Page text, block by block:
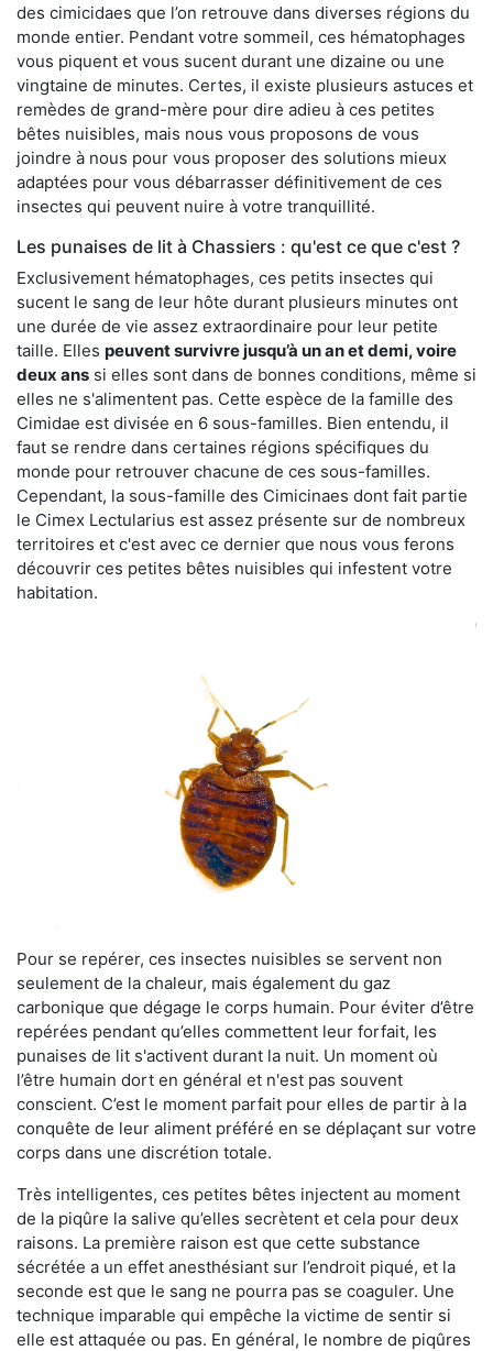
des cimicidaes que l’on retrouve dans diverses régions du
monde entier. Pendant votre sommeil, ces hématophages
vous piquent et vous sucent durant une dizaine ou une
vingtaine de minutes. Certes, il existe plusieurs astuces et
remèdes de grand-mère pour dire adieu à ces petites
bêtes nuisibles, mais nous vous proposons de vous
joindre à nous pour vous proposer des solutions mieux
adaptées pour vous débarrasser définitivement de ces
insectes qui peuvent nuire à votre tranquillité.
Les punaises de lit à Chassiers : qu'est ce que c'est ?
Exclusivement hématophages, ces petits insectes qui
sucent le sang de leur hôte durant plusieurs minutes ont
une durée de vie assez extraordinaire pour leur petite
taille. Elles peuvent survivre jusqu’à un an et demi, voire
deux ans si elles sont dans de bonnes conditions, même si
elles ne s'alimentent pas. Cette espèce de la famille des
Cimidae est divisée en 6 sous-familles. Bien entendu, il
faut se rendre dans certaines régions spécifiques du
monde pour retrouver chacune de ces sous-familles.
Cependant, la sous-famille des Cimicinaes dont fait partie
le Cimex Lectularius est assez présente sur de nombreux
territoires et c'est avec ce dernier que nous vous ferons
découvrir ces petites bêtes nuisibles qui infestent votre
habitation.
Pour se repérer, ces insectes nuisibles se servent non
seulement de la chaleur, mais également du gaz
carbonique que dégage le corps humain. Pour éviter d’être
repérées pendant qu’elles commettent leur forfait, les
punaises de lit s'activent durant la nuit. Un moment où
l’être humain dort en général et n'est pas souvent
conscient. C’est le moment parfait pour elles de partir à la
conquête de leur aliment préféré en se déplaçant sur votre
corps dans une discrétion totale.
Très intelligentes, ces petites bêtes injectent au moment
de la piqûre la salive qu’elles secrètent et cela pour deux
raisons. La première raison est que cette substance
sécrétée a un effet anesthésiant sur l’endroit piqué, et la
seconde est que le sang ne pourra pas se coaguler. Une
technique imparable qui empêche la victime de sentir si
elle est attaquée ou pas. En général, le nombre de piqûres